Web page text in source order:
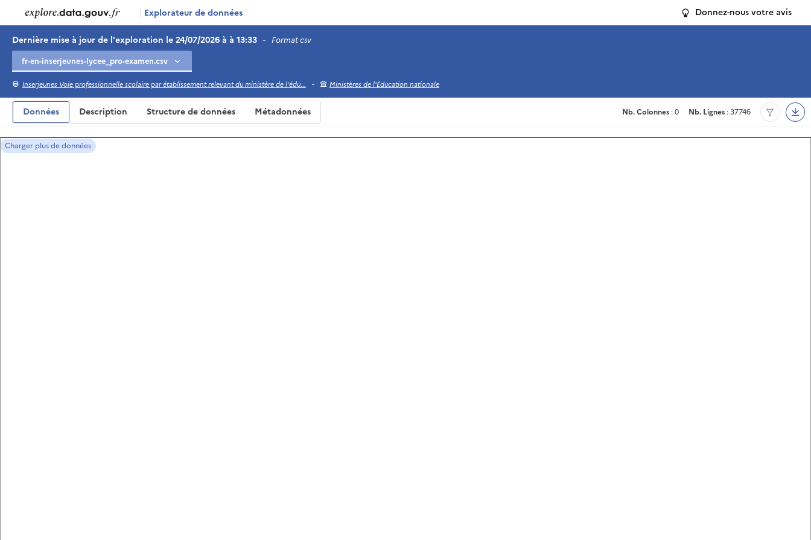
| Explorateur de données Donnez-nous votre avis
Dernière mise à jour de l'exploration le 24/07/2026 à à 13:33 - Format csv
Inserjeunes Voie professionnelle scolaire par établissement relevant du ministère de l'édu... - Ministères de l'Éducation nationale
Nb. Colonnes : 0 Nb. Lignes : 37746
Données Description Structure de données Métadonnées
Charger plus de données